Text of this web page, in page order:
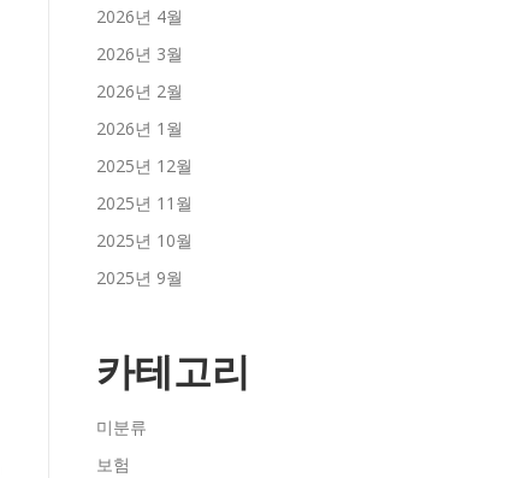
2026년 4월
2026년 3월
2026년 2월
2026년 1월
2025년 12월
2025년 11월
2025년 10월
2025년 9월
카테고리
미분류
보험